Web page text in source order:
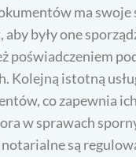
ma swoje
były one
poświadczeniem
Kolejną istotną
co zapewnia
w sprawach
są